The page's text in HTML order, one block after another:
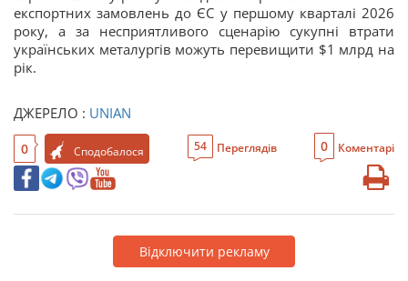
експортних замовлень до ЄС у першому кварталі 2026
року, а за несприятливого сценарію сукупні втрати
українських металургів можуть перевищити $1 млрд на
рік.
ДЖЕРЕЛО : UNIAN
0 Сподобалося 54 Переглядів 0 Коментарі
Відключити рекламу